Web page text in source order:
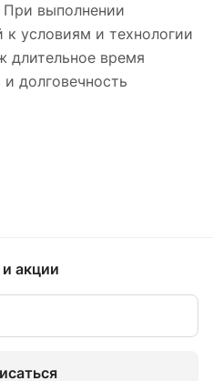
При выполнении
к условиям и технологии
длительное время
долговечность
акции